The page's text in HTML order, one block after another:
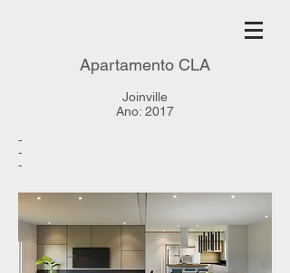
Apartamento CLA
Joinville
Ano: 2017
-
-
-